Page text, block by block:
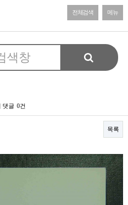
전체검색 메뉴
댓글 0건
목록